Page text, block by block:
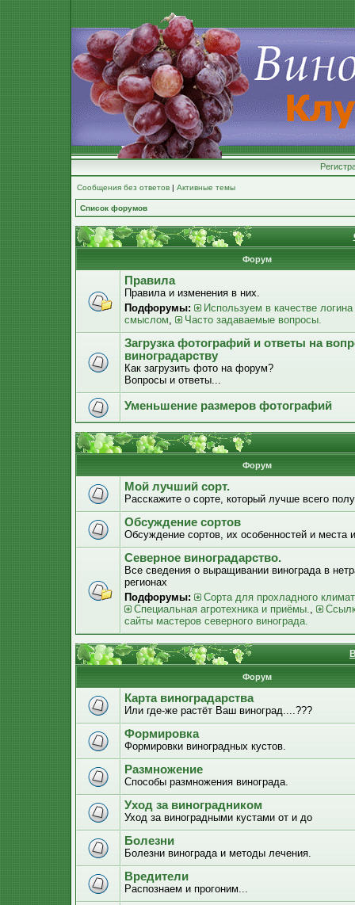
Сообщения без ответов | Активные темы
Список форумов
Форум
Правила
Правила и изменения в них.
Подфорумы:
Используем в качестве
смыслом, Часто задаваемые вопросы.
Загрузка фотографий и ответы на
виноградарству
Как загрузить фото на форум?
Вопросы и ответы...
Уменьшение размеров фотографий
Форум
Мой лучший сорт.
Расскажите о сорте, который лучше всего
Обсуждение сортов
Обсуждение сортов, их особенностей и места
Северное виноградарство.
Все сведения о выращивании винограда в
регионах
Подфорумы:
Сорта для прохладного
Специальная агротехника и приёмы.,
сайты мастеров северного винограда.
Форум
Карта виноградарства
Или где-же растёт Ваш виноград....???
Формировка
Формировки виноградных кустов.
Размножение
Способы размножения винограда.
Уход за виноградником
Уход за виноградными кустами от и до
Болезни
Болезни винограда и методы лечения.
Вредители
Распознаем и прогоним...